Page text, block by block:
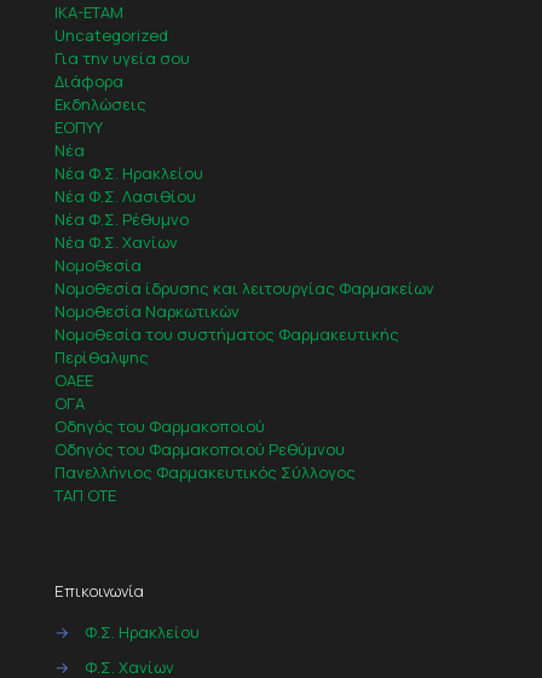
IKA-ETAM
Uncategorized
Για την υγεία σου
Διάφορα
Εκδηλώσεις
ΕΟΠΥΥ
Νέα
Νέα Φ.Σ. Ηρακλείου
Νέα Φ.Σ. Λασιθίου
Νέα Φ.Σ. Ρέθυμνο
Νέα Φ.Σ. Χανίων
Νομοθεσία
Νομοθεσία ίδρυσης και λειτουργίας Φαρμακείων
Νομοθεσία Ναρκωτικών
Νομοθεσία του συστήματος Φαρμακευτικής
Περίθαλψης
ΟΑΕΕ
ΟΓΑ
Οδηγός του Φαρμακοποιού
Οδηγός του Φαρμακοποιού Ρεθύμνου
Πανελλήνιος Φαρμακευτικός Σύλλογος
ΤΑΠ ΟΤΕ
Επικοινωνία
→
Φ.Σ. Ηρακλείου
→
Φ.Σ. Χανίων